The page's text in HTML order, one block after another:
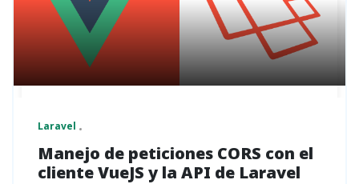
Laravel
Manejo de peticiones CORS con el
cliente VueJS y la API de Laravel